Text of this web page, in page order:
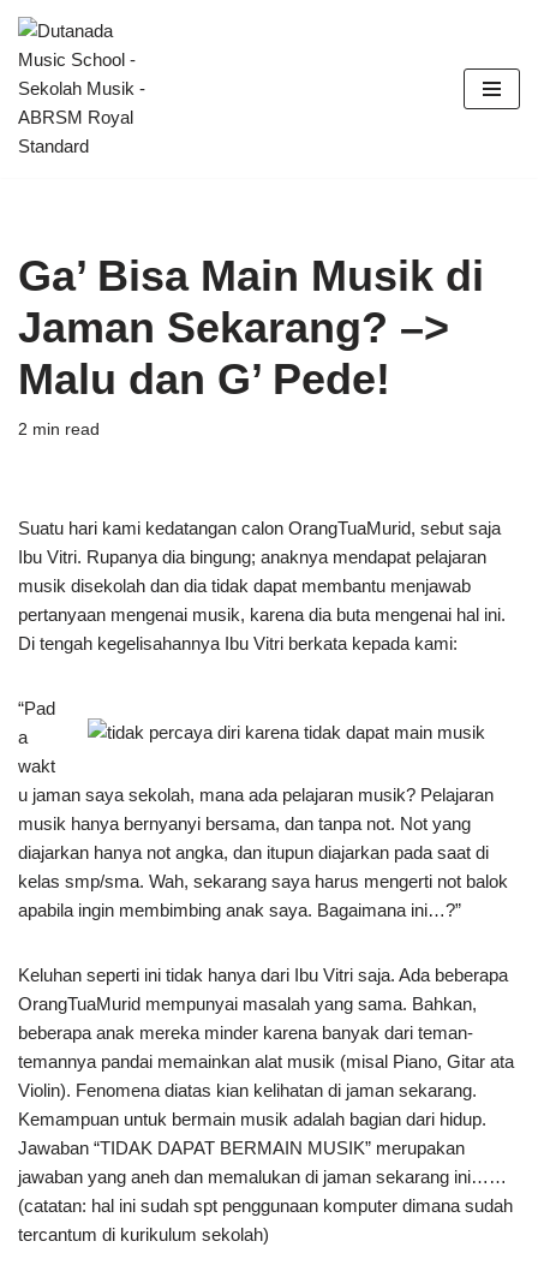
Skip
to
content
Ga’ Bisa Main Musik di
Jaman Sekarang? –>
Malu dan G’ Pede!
2 min read
Suatu hari kami kedatangan calon OrangTuaMurid, sebut saja
Ibu Vitri. Rupanya dia bingung; anaknya mendapat pelajaran
musik disekolah dan dia tidak dapat membantu menjawab
pertanyaan mengenai musik, karena dia buta mengenai hal ini.
Di tengah kegelisahannya Ibu Vitri berkata kepada kami:
“Pad
a
wakt
u jaman saya sekolah, mana ada pelajaran musik? Pelajaran
musik hanya bernyanyi bersama, dan tanpa not. Not yang
diajarkan hanya not angka, dan itupun diajarkan pada saat di
kelas smp/sma. Wah, sekarang saya harus mengerti not balok
apabila ingin membimbing anak saya. Bagaimana ini…?”
Keluhan seperti ini tidak hanya dari Ibu Vitri saja. Ada beberapa
OrangTuaMurid mempunyai masalah yang sama. Bahkan,
beberapa anak mereka minder karena banyak dari teman-
temannya pandai memainkan alat musik (misal Piano, Gitar ata
Violin). Fenomena diatas kian kelihatan di jaman sekarang.
Kemampuan untuk bermain musik adalah bagian dari hidup.
Jawaban “TIDAK DAPAT BERMAIN MUSIK” merupakan
jawaban yang aneh dan memalukan di jaman sekarang ini……
(catatan: hal ini sudah spt penggunaan komputer dimana sudah
tercantum di kurikulum sekolah)